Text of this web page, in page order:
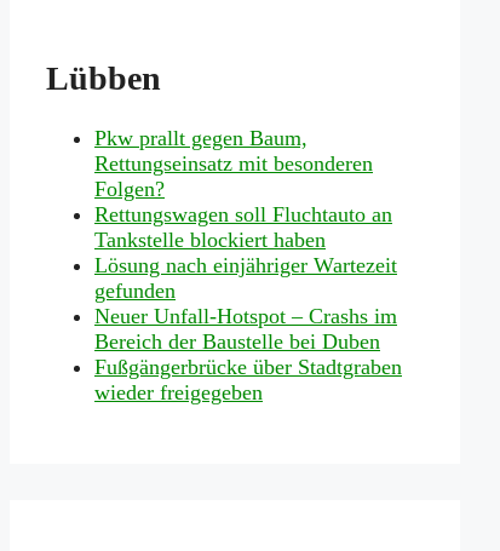
Lübben
Pkw prallt gegen Baum,
Rettungseinsatz mit besonderen
Folgen?
Rettungswagen soll Fluchtauto an
Tankstelle blockiert haben
Lösung nach einjähriger Wartezeit
gefunden
Neuer Unfall-Hotspot – Crashs im
Bereich der Baustelle bei Duben
Fußgängerbrücke über Stadtgraben
wieder freigegeben